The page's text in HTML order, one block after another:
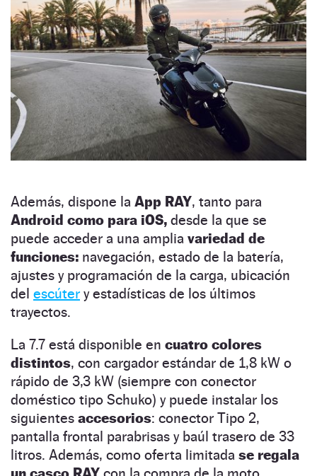
Además, dispone la App RAY, tanto para
Android como para iOS, desde la que se
puede acceder a una amplia variedad de
funciones: navegación, estado de la batería,
ajustes y programación de la carga, ubicación
del escúter y estadísticas de los últimos
trayectos.
La 7.7 está disponible en cuatro colores
distintos, con cargador estándar de 1,8 kW o
rápido de 3,3 kW (siempre con conector
doméstico tipo Schuko) y puede instalar los
siguientes accesorios: conector Tipo 2,
pantalla frontal parabrisas y baúl trasero de 33
litros. Además, como oferta limitada se regala